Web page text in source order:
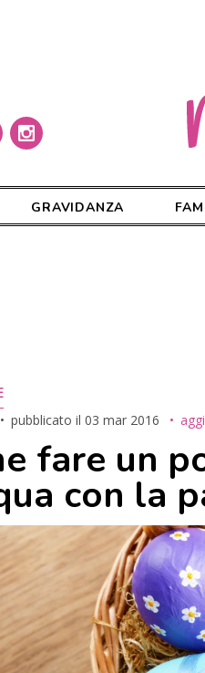
GRAVIDANZA
pubblicato il 03 mar 2016
fare un
con la